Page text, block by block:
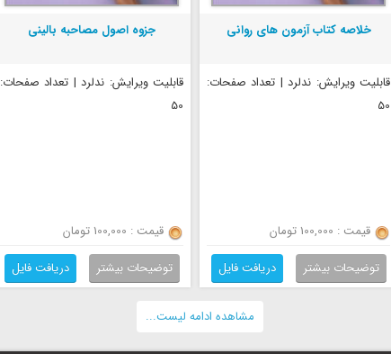
خلاصه کتاب آزمون های روانی
قابلیت ویرایش: ندلرد | تعداد صفحات:
50
قیمت : 100,000 تومان
توضیحات بیشتر
دریافت فایل
جزوه اصول مصاحبه بالینی
قابلیت ویرایش: ندلرد | تعداد صفحات:
50
قیمت : 100,000 تومان
توضیحات بیشتر
دریافت فایل
مشاهده ادامه لیست...